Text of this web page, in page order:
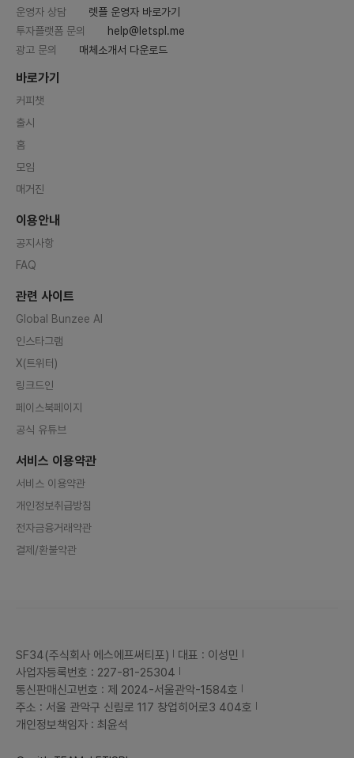
운영자 상담
렛플 운영자 바로가기
투자플랫폼 문의
help@letspl.me
광고 문의
매체소개서 다운로드
바로가기
커피챗
출시
홈
모임
매거진
이용안내
공지사항
FAQ
관련 사이트
Global Bunzee AI
인스타그램
X(트위터)
링크드인
페이스북페이지
공식 유튜브
서비스 이용약관
서비스 이용약관
개인정보취급방침
전자금융거래약관
결제/환불약관
SF34(주식회사 에스에프써티포)
대표 : 이성민
사업자등록번호 : 227-81-25304
통신판매신고번호 : 제 2024-서울관악-1584호
주소 : 서울 관악구 신림로 117 창업히어로3 404호
개인정보책임자 : 최윤석